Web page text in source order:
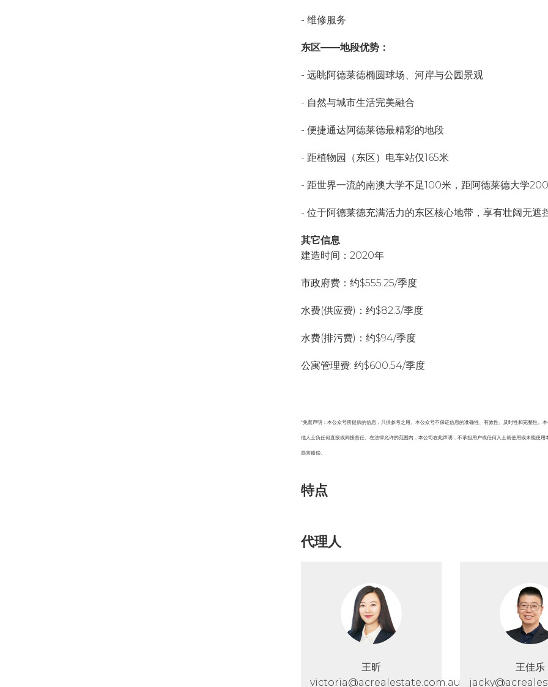
- 维修服务
东区——地段优势：
- 远眺阿德莱德椭圆球场、河岸与公园景观
- 自然与城市生活完美融合
- 便捷通达阿德莱德最精彩的地段
- 距植物园（东区）电车站仅165米
- 距世界一流的南澳大学不足100米，距阿德莱德大学
- 位于阿德莱德充满活力的东区核心地带，享有壮阔无遮
其它信息
建造时间：2020年
市政府费：约$555.25/季度
水费(供应费)：约$82.3/季度
水费(排污费)：约$94/季度
公寓管理费: 约$600.54/季度
*免责声明：本公众号所提供的信息，只供参考之用。本公众号不保证信息的准确性、有效性、及时性和完整性
他人士负任何直接或间接责任。在法律允许的范围内，本公司在此声明，不承担用户或任何人士就使用或未能使
损害赔偿。
特点
代理人
王昕
victoria@acrealestate.com.au
王佳乐